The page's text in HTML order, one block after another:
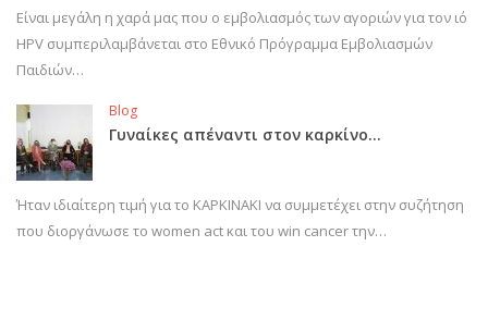
Είναι μεγάλη η χαρά μας που ο εμβολιασμός των αγοριών για τον ιό
HPV συμπεριλαμβάνεται στο Εθνικό Πρόγραμμα Εμβολιασμών
Παιδιών…
Blog
Γυναίκες απέναντι στον καρκίνο…
Ήταν ιδιαίτερη τιμή για το ΚΑΡΚΙΝΑΚΙ να συμμετέχει στην συζήτηση
που διοργάνωσε το women act και του win cancer την…